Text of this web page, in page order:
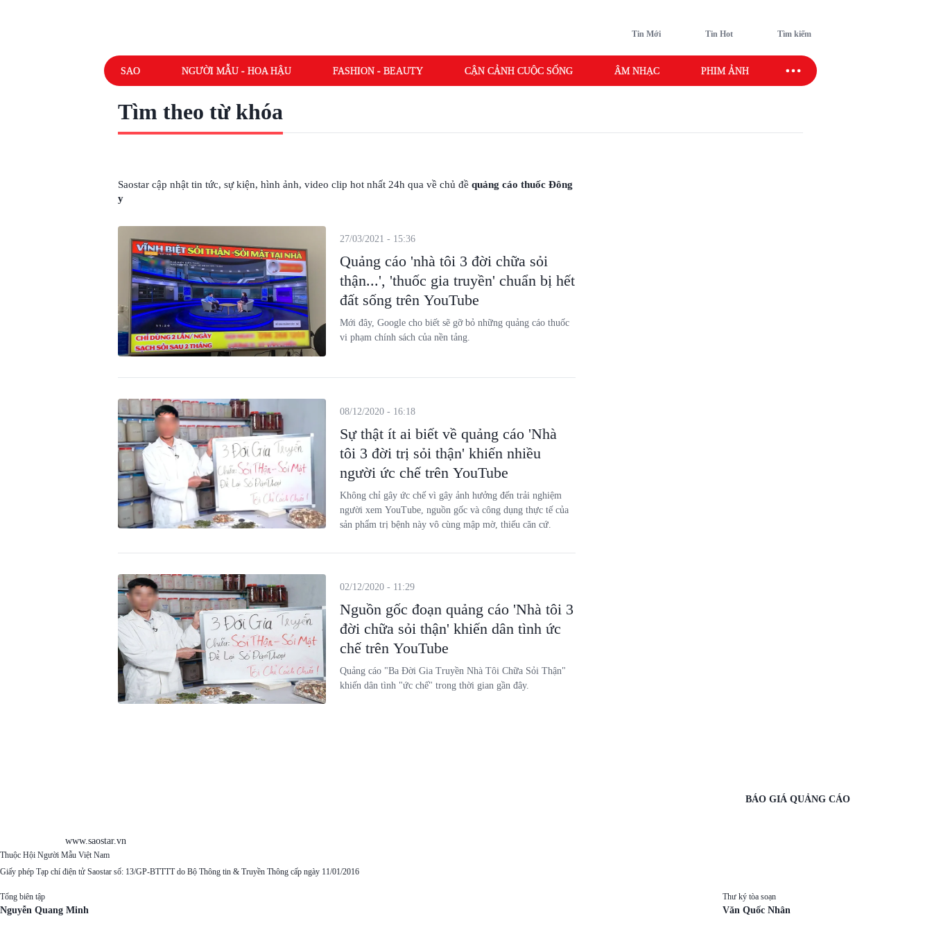
Tin Mới Tin Hot Tìm kiếm
SAO NGƯỜI MẪU - HOA HẬU FASHION - BEAUTY CẬN CẢNH CUỘC SỐNG ÂM NHẠC PHIM ẢNH SAO SPORT
Tìm theo từ khóa
Saostar cập nhật tin tức, sự kiện, hình ảnh, video clip hot nhất 24h qua về chủ đề quảng cáo thuốc Đông
y
Quảng cáo 'nhà tôi 3 đời chữa sỏi
thận...', 'thuốc gia truyền' chuẩn bị hết
đất sống trên YouTube
27/03/2021 - 15:36
Mới đây, Google cho biết sẽ gỡ bỏ những quảng cáo thuốc
vi phạm chính sách của nền tảng.
Sự thật ít ai biết về quảng cáo 'Nhà
tôi 3 đời trị sỏi thận' khiến nhiều
người ức chế trên YouTube
08/12/2020 - 16:18
Không chỉ gây ức chế vì gây ảnh hưởng đến trải nghiệm
người xem YouTube, nguồn gốc và công dụng thực tế của
sản phẩm trị bệnh này vô cùng mập mờ, thiếu căn cứ.
Nguồn gốc đoạn quảng cáo 'Nhà tôi 3
đời chữa sỏi thận' khiến dân tình ức
chế trên YouTube
02/12/2020 - 11:29
Quảng cáo "Ba Đời Gia Truyền Nhà Tôi Chữa Sỏi Thận"
khiến dân tình "ức chế" trong thời gian gần đây.
www.saostar.vn
BÁO GIÁ QUẢNG CÁO
Thuộc Hội Người Mẫu Việt Nam
Giấy phép Tạp chí điện tử Saostar số: 13/GP-BTTTT do Bộ Thông tin & Truyền Thông cấp ngày 11/01/2016
Tổng biên tập
Nguyễn Quang Minh
Thư ký tòa soạn
Văn Quốc Nhân